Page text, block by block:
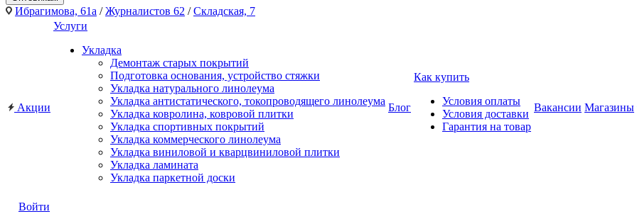
Ибрагимова, 61а /Журналистов 62 /Складская, 7
Акции
Услуги
Укладка
Демонтаж старых покрытий
Подготовка основания, устройство стяжки
Укладка натурального линолеума
Укладка антистатического, токопроводящего линолеума
Укладка ковролина, ковровой плитки
Укладка спортивных покрытий
Укладка коммерческого линолеума
Укладка виниловой и кварцвиниловой плитки
Укладка ламината
Укладка паркетной доски
Блог
Как купить
Условия оплаты
Условия доставки
Гарантия на товар
Вакансии Магазины
Войти